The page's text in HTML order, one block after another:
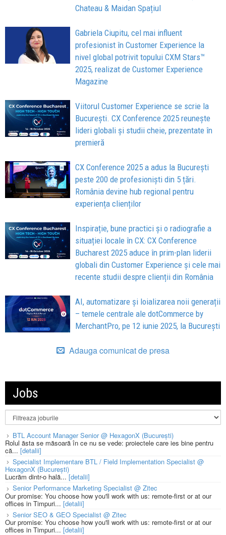
Chateau & Maidan Spațiul
Gabriela Ciupitu, cel mai influent
profesionist în Customer Experience la
nivel global potrivit topului CXM Stars™️
2025, realizat de Customer Experience
Magazine
Viitorul Customer Experience se scrie la
București. CX Conference 2025 reunește
lideri globali și studii cheie, prezentate în
premieră
CX Conference 2025 a adus la București
peste 200 de profesioniști din 5 țări.
România devine hub regional pentru
experiența clienților
Inspirație, bune practici și o radiografie a
situației locale în CX: CX Conference
Bucharest 2025 aduce în prim-plan liderii
globali din Customer Experience și cele mai
recente studii despre clienții din România
AI, automatizare și loializarea noii generații
– temele centrale ale dotCommerce by
MerchantPro, pe 12 iunie 2025, la București
Adauga comunicat de presa
Jobs
BTL Account Manager Senior @ HexagonX (București)
Rolul ăsta se măsoară în ce nu se vede: proiectele care ies bine pentru
că... [detalii]
Specialist Implementare BTL / Field Implementation Specialist @
HexagonX (București)
Lucrăm dintr-o hală... [detalii]
Senior Performance Marketing Specialist @ Zitec
Our promise: You choose how you'll work with us: remote-first or at our
offices in Timpuri... [detalii]
Senior SEO & GEO Specialist @ Zitec
Our promise: You choose how you'll work with us: remote-first or at our
offices in Timpuri... [detalii]